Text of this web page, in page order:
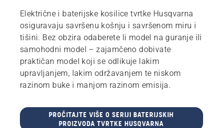
Električne i baterijske kosilice tvrtke Husqvarna
osiguravaju savršenu košnju i savršenom miru i
tišini. Bez obzira odaberete li model na guranje ili
samohodni model – zajamčeno dobivate
praktičan model koji se odlikuje lakim
upravljanjem, lakim održavanjem te niskom
razinom buke i manjom razinom emisija.
PROČITAJTE VIŠE O SERIJI BATERIJSKIH
PROIZVODA TVRTKE HUSQVARNA